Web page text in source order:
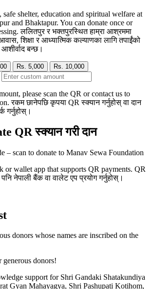
safe shelter, education and spiritual welfare at
and Bhaktapur. You can donate once or
ललितपुर र भक्तपुरस्थित हाम्रा आश्रममा
शिक्षा र आध्यात्मिक कल्याणका लागि तपाईंको
बन्छ।
Rs. 5,000 Rs. 10,000
please scan the QR or contact us to
रकम छानेपछि कृपया QR स्क्यान गर्नुहोस् वा दान
गर्नुहोस्।
QR स्क्यान गरी दान
or wallet app that supports QR payments. QR
नेपाली बैंक वा वालेट एप प्रयोग गर्नुहोस्।
donors whose names are inscribed on the
donors!
support for Shri Gandaki Shatakundiya
Gyan Mahayagya, Shri Pashupati Kotihom,